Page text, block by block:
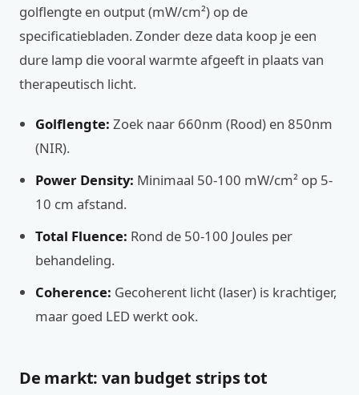
golflengte en output (mW/cm²) op de
specificatiebladen. Zonder deze data koop je een
dure lamp die vooral warmte afgeeft in plaats van
therapeutisch licht.
Golflengte: Zoek naar 660nm (Rood) en 850nm
(NIR).
Power Density: Minimaal 50-100 mW/cm² op 5-
10 cm afstand.
Total Fluence: Rond de 50-100 Joules per
behandeling.
Coherence: Gecoherent licht (laser) is krachtiger,
maar goed LED werkt ook.
De markt: van budget strips tot